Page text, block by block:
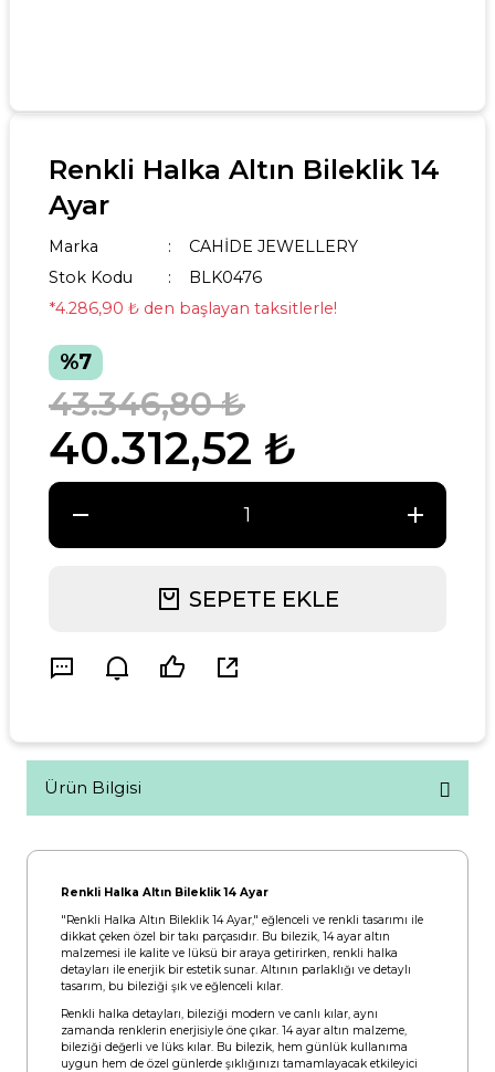
Renkli Halka Altın Bileklik 14
Ayar
Marka
CAHİDE JEWELLERY
Stok Kodu
BLK0476
*4.286,90 ₺ den başlayan taksitlerle!
%7
40.312,52 ₺
43.346,80 ₺
SEPETE EKLE
Ürün Bilgisi
Renkli Halka Altın Bileklik 14 Ayar
"Renkli Halka Altın Bileklik 14 Ayar," eğlenceli ve renkli tasarımı ile
dikkat çeken özel bir takı parçasıdır. Bu bilezik, 14 ayar altın
malzemesi ile kalite ve lüksü bir araya getirirken, renkli halka
detayları ile enerjik bir estetik sunar. Altının parlaklığı ve detaylı
tasarım, bu bileziği şık ve eğlenceli kılar.
Renkli halka detayları, bileziği modern ve canlı kılar, aynı
zamanda renklerin enerjisiyle öne çıkar. 14 ayar altın malzeme,
bileziği değerli ve lüks kılar. Bu bilezik, hem günlük kullanıma
uygun hem de özel günlerde şıklığınızı tamamlayacak etkileyici